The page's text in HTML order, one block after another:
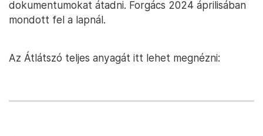
dokumentumokat átadni. Forgács 2024 áprilisában
mondott fel a lapnál.
Az Átlátszó teljes anyagát itt lehet megnézni: